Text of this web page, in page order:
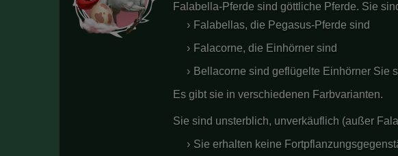
Falabella-Pferde sind göttliche Pferde. Sie
Falabellas, die Pegasus-Pferde sind
Falacorne, die Einhörner sind
Bellacorne sind geflügelte Einhörner Sie
Es gibt sie in verschiedenen Farbvarianten.
Sie sind unsterblich, unverkäuflich (außer
Sie erhalten keine